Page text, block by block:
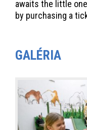
awaits the little
by purchasing a
GALÉRIA